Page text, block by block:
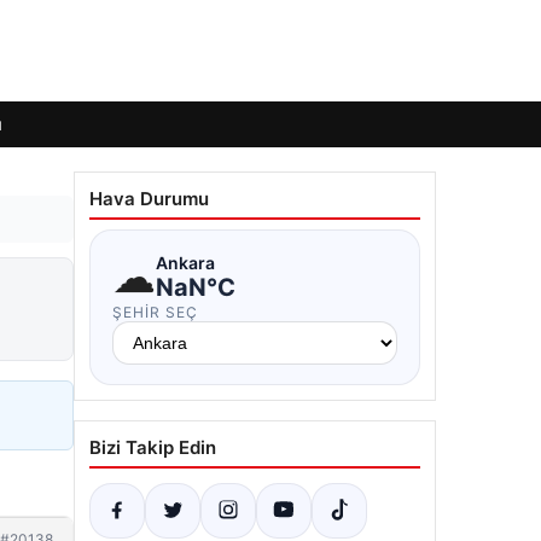
Hava Durumu
☁Ankara
NaN°C
ŞEHIR SEÇ
Bizi Takip Edin